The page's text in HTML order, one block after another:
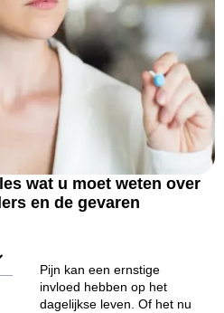
wat u moet weten over
en de gevaren
Pijn kan een ernstige
invloed hebben op het
dagelijkse leven. Of het nu